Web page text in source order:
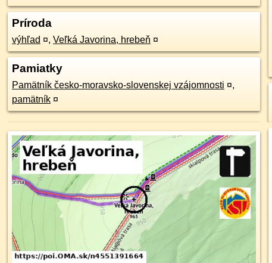
Príroda
výhľad ¤, Veľká Javorina, hrebeň ¤
Pamiatky
Pamätník česko-moravsko-slovenskej vzájomnosti ¤,
pamätník ¤